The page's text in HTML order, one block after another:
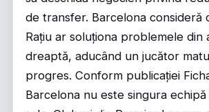
de transfer. Barcelona consideră
Rațiu ar soluționa problemele din
dreaptă, aducând un jucător
progres. Conform publicației
Barcelona nu este singura